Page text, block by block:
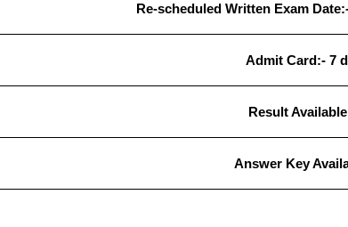
Re-scheduled Written Exam
Admit Card:- 7
ResultAvailable
Answer Key